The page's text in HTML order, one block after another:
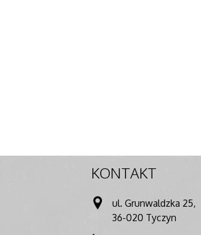
KONTAKT
ul. Grunwaldzka 25,
36-020 Tyczyn